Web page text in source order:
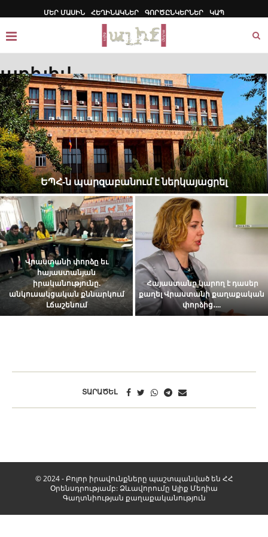
ՄԵՐ ՄԱՍԻՆ ՀԵՂԻՆԱԿՆԵՐ ԳՈՐԾԸՆԿԵՐՆԵՐ ԿԱՊ
արխիվ
ԵՊՀ-ն պարզաբանում է ներկայացրել
Վրաստանի փորձը եւ
հայաստանյան
իրականությունը.
անկուսակցական քննարկում
Լճաշենում
Հայաստանը կարող է դասեր
քաղել Վրաստանի քաղաքական
փորձից․...
ՏԱՐԱԾԵԼ
© 2024 - Բոլոր իրավունքները պաշտպանված են ՀՀ
Օրենսդրությամբ: Ձևավորումը Ալիք Մեդիա
Գաղտնիության քաղաքականություն